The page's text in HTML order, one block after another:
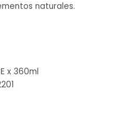
naturales.
x 360ml